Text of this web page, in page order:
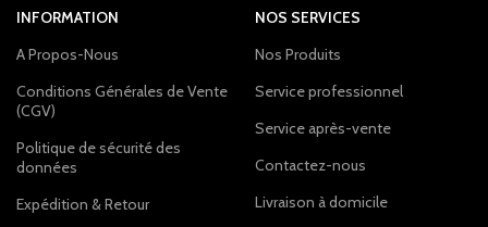
INFORMATION
A Propos-Nous
Conditions Générales de Vente
(CGV)
Politique de sécurité des
données
Expédition & Retour
NOS SERVICES
Nos Produits
Service professionnel
Service après-vente
Contactez-nous
Livraison à domicile